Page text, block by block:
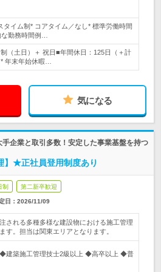
タイム制* コアタイム／なし* 標準労働時間
勤務時間例…
（土日）＋ 祝日■年間休日：125日（＋計
年末年始休暇…
気になる
企業と取引多数！安定した事業基盤を持つ
】★正社員登用制度あり
制 第二新卒歓迎
日： 2026/11/09
される多種多様な建設物における施工管理
す。担当は関東エリアとなります。
建築施工管理技士2級以上 ◆高卒以上 ◆普